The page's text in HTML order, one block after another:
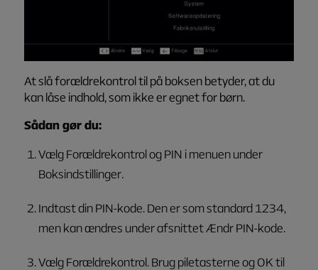
At slå forældrekontrol til på boksen betyder, at du
kan låse indhold, som ikke er egnet for børn.
Sådan gør du:
VælgForældrekontrol og PIN i menuen under
Boksindstillinger.
Indtast din PIN-kode. Den er som standard1234,
men kan ændres under afsnittetÆndr PIN-kode.
VælgForældrekontrol. Brug piletasterne og OK til